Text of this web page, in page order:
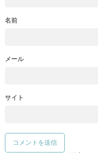
名前
メール
サイト